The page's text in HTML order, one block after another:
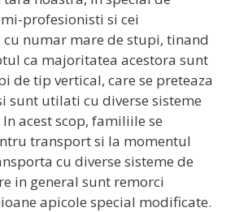
profesionisti si cei
numar mare de stupi, tinand
ca majoritatea acestora sunt
de tip vertical, care se preteaza
sunt utilati cu diverse sisteme
acest scop, familiile se
transport si la momentul
cu diverse sisteme de
in general sunt remorci
apicole special modificate.